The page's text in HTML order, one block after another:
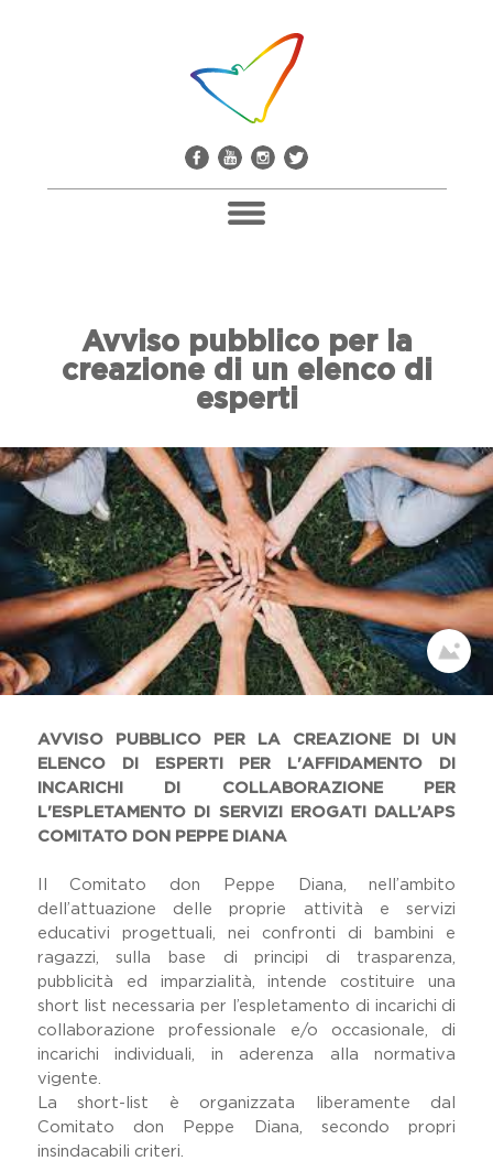
Pacco Alla Camorra
Don Giuseppe Diana
Il Comitato Don Peppe Diana
Casa Don Diana
Mediateca E Biblioteca
Dicono Di Noi
Il Viaggio Sulle Terre Di Don
Peppe Diana
Festival Dell'impegno Civile
Memoria Delle Vittime
Comunicati Stampa
Premio Artistico Letterario
Diana
19 Marzo
Lavora Con Noi
Gallery
Home
Avviso pubblico per la
creazione di un elenco di
esperti
AVVISO PUBBLICO PER LA CREAZIONE DI UN
ELENCO DI ESPERTI PER L'AFFIDAMENTO DI
INCARICHI DI COLLABORAZIONE PER
L'ESPLETAMENTO DI SERVIZI EROGATI DALL’APS
COMITATO DON PEPPE DIANA
Il Comitato don Peppe Diana, nell’ambito
dell’attuazione delle proprie attività e servizi
educativi progettuali, nei confronti di bambini e
ragazzi, sulla base di principi di trasparenza,
pubblicità ed imparzialità, intende costituire una
short list necessaria per l’espletamento di incarichi di
collaborazione professionale e/o occasionale, di
incarichi individuali, in aderenza alla normativa
vigente.
La short-list è organizzata liberamente dal
Comitato don Peppe Diana, secondo propri
insindacabili criteri.